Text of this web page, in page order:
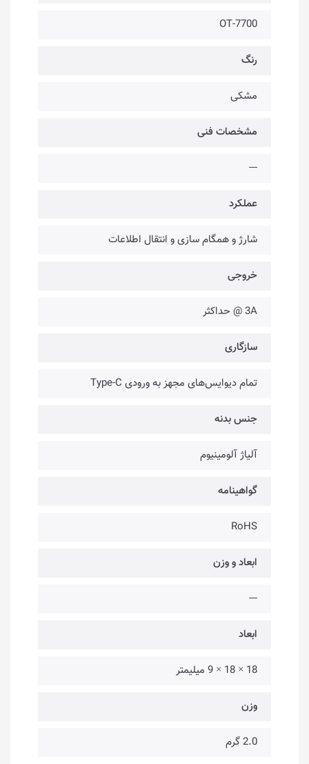
OT-7700
رنگ
مشکی
مشخصات فنی
---
عملکرد
شارژ و همگام سازی و انتقال اطلاعات
خروجی
3A @ حداکثر
سازگاری
تمام دیوایس‌های مجهز به ورودی Type-C
جنس بدنه
آلیاژ آلومینیوم
گواهینامه
RoHS
ابعاد و وزن
---
ابعاد
18 × 18 × 9 میلیمتر
وزن
2.0 گرم